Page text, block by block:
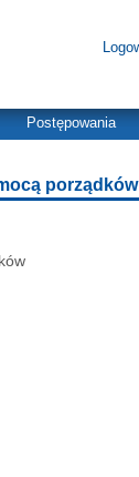
Postępowania
porządków